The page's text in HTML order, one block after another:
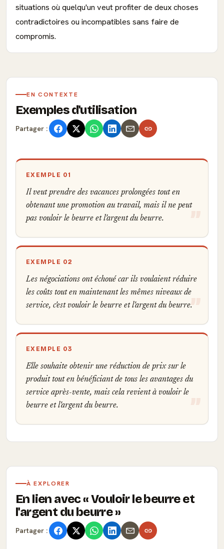
situations où quelqu'un veut profiter de deux choses
contradictoires ou incompatibles sans faire de
compromis.
EN CONTEXTE
Exemples d'utilisation
Partager :
EXEMPLE 01
Il veut prendre des vacances prolongées tout en
obtenant une promotion au travail, mais il ne peut
pas vouloir le beurre et l'argent du beurre.
EXEMPLE 02
Les négociations ont échoué car ils voulaient réduire
les coûts tout en maintenant les mêmes niveaux de
service, c'est vouloir le beurre et l'argent du beurre.
EXEMPLE 03
Elle souhaite obtenir une réduction de prix sur le
produit tout en bénéficiant de tous les avantages du
service après-vente, mais cela revient à vouloir le
beurre et l'argent du beurre.
À EXPLORER
En lien avec Vouloir le beurre et
l'argent du beurre
Partager :